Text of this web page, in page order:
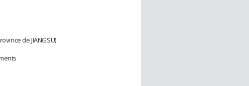
de JIANGSU)